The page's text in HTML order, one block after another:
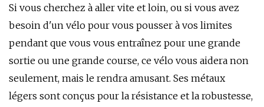
Si vous cherchez à aller vite et loin, ou si vous avez
besoin d'un vélo pour vous pousser à vos limites
pendant que vous vous entraînez pour une grande
sortie ou une grande course, ce vélo vous aidera non
seulement, mais le rendra amusant. Ses métaux
légers sont conçus pour la résistance et la robustesse,